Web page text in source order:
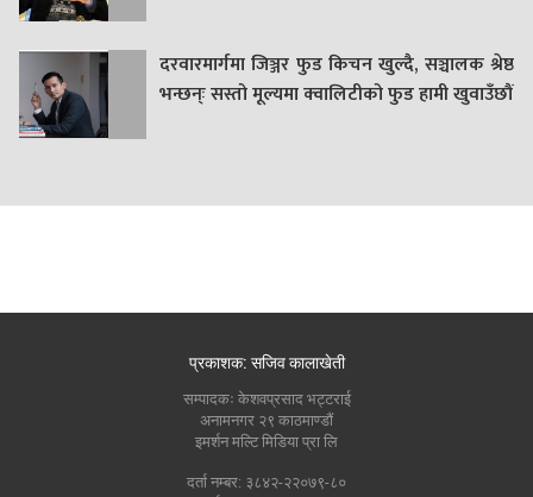
दरवारमार्गमा जिञ्जर फुड किचन खुल्दै, सञ्चालक श्रेष्ठ
भन्छन्ः सस्तो मूल्यमा क्वालिटीको फुड हामी खुवाउँछौं
प्रकाशक: सजिव कालाखेती
सम्पादकः केशवप्रसाद भट्टराई
अनामनगर २९ काठमाण्डौं
इमर्शन मल्टि मिडिया प्रा लि
दर्ता नम्बर: ३८४२-२२०७९-८०